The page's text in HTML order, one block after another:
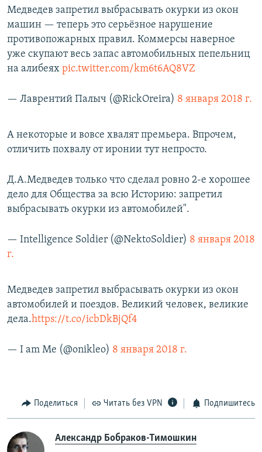
Медведев запретил выбрасывать окурки из окон
машин — теперь это серьёзное нарушение
противопожарных правил. Коммерсы наверное
уже скупают весь запас автомобильных пепельниц
на алибеях pic.twitter.com/km6t6AQ8VZ
— Лаврентий Палыч (@RickOreira) 8 января 2018 г.
А некоторые и вовсе хвалят премьера. Впрочем,
отличить похвалу от иронии тут непросто.
Д.А.Медведев только что сделал ровно 2-е хорошее
дело для Общества за всю Историю: запретил
выбрасывать окурки из автомобилей".
— Intelligence Soldier (@NektoSoldier) 8 января 2018
г.
Медведев запретил выбрасывать окурки из окон
автомобилей и поездов. Великий человек, великие
дела.https://t.co/icbDkBjQf4
— I am Me (@onikleo) 8 января 2018 г.
Поделиться Читать без VPN Подпишитесь
Александр Бобраков-Тимошкин